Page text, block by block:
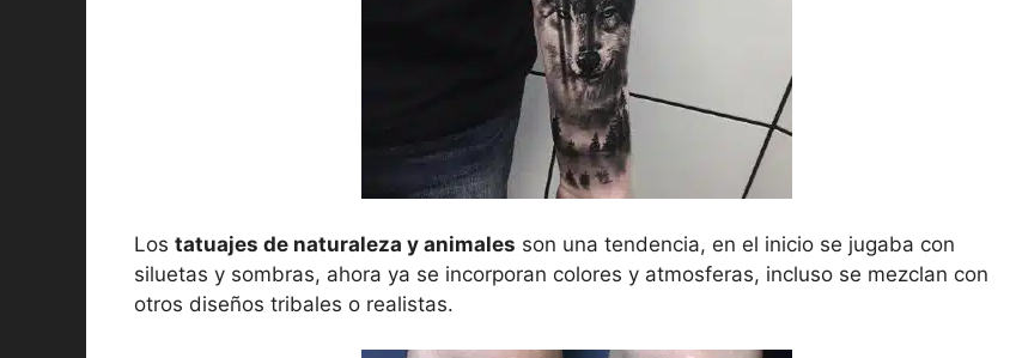
Los tatuajes de naturaleza y animales son una tendencia, en el inicio se jugaba con
siluetas y sombras, ahora ya se incorporan colores y atmosferas, incluso se mezclan con
otros diseños tribales o realistas.